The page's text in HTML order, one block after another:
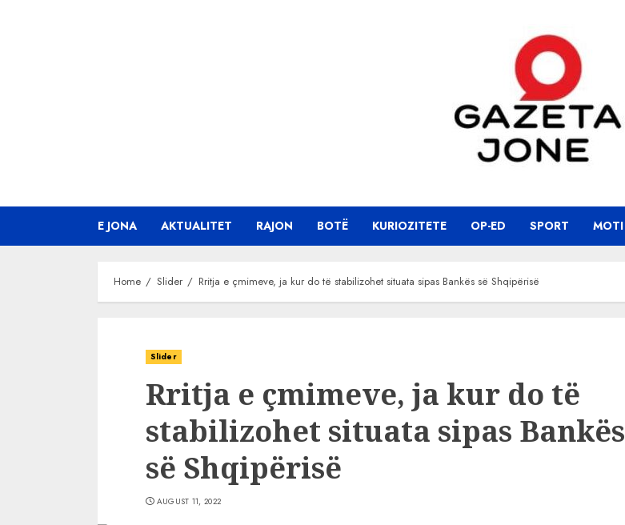
E JONA AKTUALITET RAJON BOTË KURIOZITETE OP-ED SPORT MOTI
Home Slider Rritja e çmimeve, ja kur do të stabilizohet situata sipas Bankës së Shqipërisë
Slider
Rritja e çmimeve, ja kur do të
stabilizohet situata sipas Bankës
së Shqipërisë
AUGUST 11, 2022